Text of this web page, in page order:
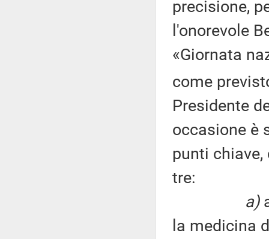
precisione,
l'onorevole
«Giornata
come
Presidente
occasione è
punti
tre:
a)
la medicina